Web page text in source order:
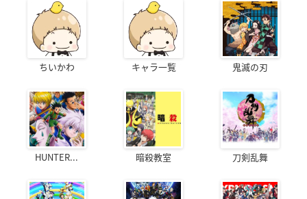
ちいかわ キャラ一覧 鬼滅の刃
HUNTER... 暗殺教室 刀剣乱舞